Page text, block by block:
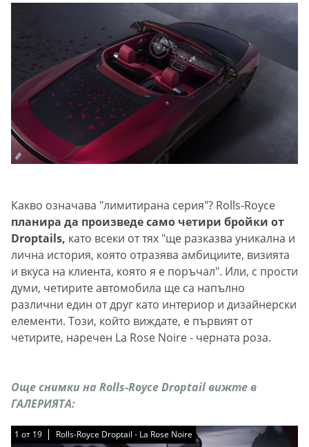
Какво означава "лимитирана серия"? Rolls-Royce
планира да произведе само четири бройки от
Droptails, като всеки от тях "ще разказва уникална и
лична история, която отразява амбициите, визията
и вкуса на клиента, която я е поръчал". Или, с прости
думи, четирите автомобила ще са напълно
различни един от друг като интериор и дизайнерски
елементи. Този, който виждате, е първият от
четирите, наречен La Rose Noire - черната роза.
Още снимки на Rolls-Royce Droptail вижте в
ГАЛЕРИЯТА:
1 от 19 Rolls-Royce Droptail - La Rose Noire
1 от 19 Rolls-Royce Droptail - La Rose Noire
1 от 19 Rolls-Royce Droptail - La Rose Noire
1 от 19 Rolls-Royce Droptail - La Rose Noire
1 от 19 Rolls-Royce Droptail - La Rose Noire
1 от 19 Rolls-Royce Droptail - La Rose Noire
1 от 19 Rolls-Royce Droptail - La Rose Noire
1 от 19 Rolls-Royce Droptail - La Rose Noire
1 от 19 Rolls-Royce Droptail - La Rose Noire
1 от 19 Rolls-Royce Droptail - La Rose Noire
1 от 19 Rolls-Royce Droptail - La Rose Noire
1 от 19 Rolls-Royce Droptail - La Rose Noire
1 от 19 Rolls-Royce Droptail - La Rose Noire
1 от 19 Rolls-Royce Droptail - La Rose Noire
1 от 19 Rolls-Royce Droptail - La Rose Noire
1 от 19 Rolls-Royce Droptail - La Rose Noire
1 от 19 Rolls-Royce Droptail - La Rose Noire
1 от 19 Rolls-Royce Droptail - La Rose Noire
1 от 19 Rolls-Royce Droptail - La Rose Noire